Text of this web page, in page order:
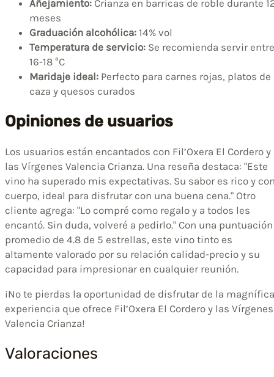
Añejamiento: Crianza en barricas de roble durante
meses
Graduación alcohólica: 14% vol
Temperatura de servicio: Se recomienda servir entre
16-18 °C
Maridaje ideal: Perfecto para carnes rojas, platos de
caza y quesos curados
Opiniones de usuarios
Los usuarios están encantados con Fil’Oxera El Cordero y
las Vírgenes Valencia Crianza. Una reseña destaca: "Este
vino ha superado mis expectativas. Su sabor es rico y
cuerpo, ideal para disfrutar con una buena cena." Otro
cliente agrega: "Lo compré como regalo y a todos les
encantó. Sin duda, volveré a pedirlo." Con una puntuación
promedio de 4.8 de 5 estrellas, este vino tinto es
altamente valorado por su relación calidad-precio y su
capacidad para impresionar en cualquier reunión.
¡No te pierdas la oportunidad de disfrutar de la magnífica
experiencia que ofrece Fil’Oxera El Cordero y las Vírgenes
Valencia Crianza!
Valoraciones